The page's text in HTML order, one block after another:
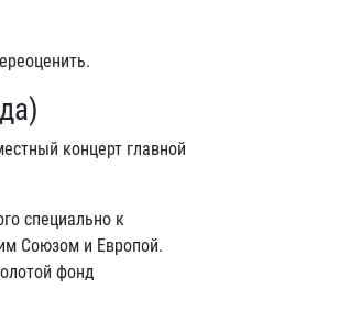
концерт главной
специально к
Союзом и Европой.
фонд